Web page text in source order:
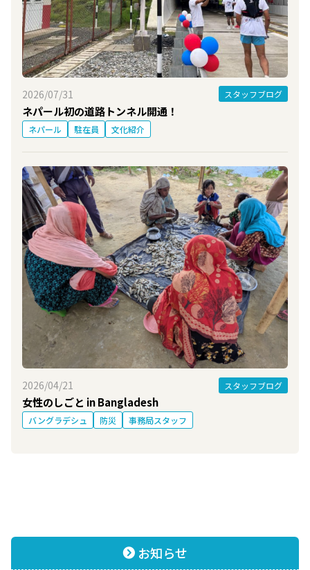
2026/07/31 スタッフブログ
ネパール初の道路トンネル開通！
ネパール 駐在員 文化紹介
2026/04/21 スタッフブログ
女性のしごと in Bangladesh
バングラデシュ 防災 事務局スタッフ
お知らせ